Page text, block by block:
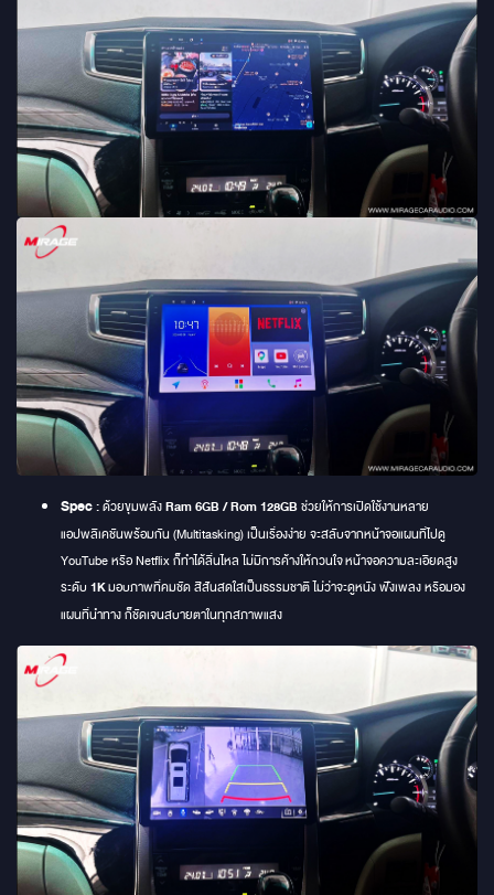
Spec:ด้วยขุมพลังRam 6GB / Rom 128GBช่วยให้การเปิดใช้งานหลาย
แอปพลิเคชันพร้อมกัน (Multitasking) เป็นเรื่องง่าย จะสลับจากหน้าจอแผนที่ไปดู
YouTube หรือ Netflix ก็ทำได้ลื่นไหล ไม่มีการค้างให้กวนใจ หน้าจอความละเอียดสูง
ระดับ 1Kมอบภาพที่คมชัด สีสันสดใสเป็นธรรมชาติ ไม่ว่าจะดูหนัง ฟังเพลง หรือมอง
แผนที่นำทาง ก็ชัดเจนสบายตาในทุกสภาพแสง